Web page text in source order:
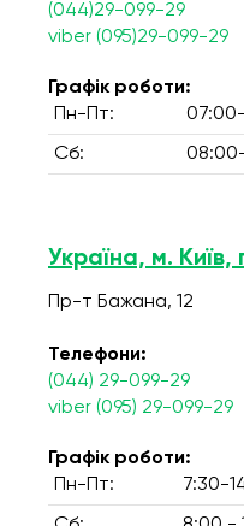
(044)29-099-29
viber (095)29-099-29
Графік роботи:
Пн-Пт:
Сб:
Україна, м.
Пр-т Бажана, 12
Телефони:
(044) 29-099-29
viber (095) 29-099-29
Графік роботи:
Пн-Пт:
7:30-